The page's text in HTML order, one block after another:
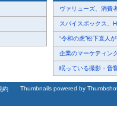
ヴァリューズ、消費
スパイスボックス、
“令和の虎”松下直人
企業のマーケティン
眠っている撮影・音
約 Thumbnails powered by